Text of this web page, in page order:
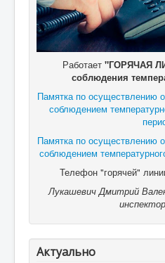
Работает "ГОРЯЧАЯ
соблюдения
Памятка по осуществлению
соблюдением
Памятка по осуществлению
соблюдением
Телефон "горячей"
Лукашевич Дмитрий
Актуально